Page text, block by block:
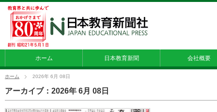
ホーム 日本教育新聞 会社概要
ホーム 2026年 6月 08日
アーカイブ：2026年 6月 08日